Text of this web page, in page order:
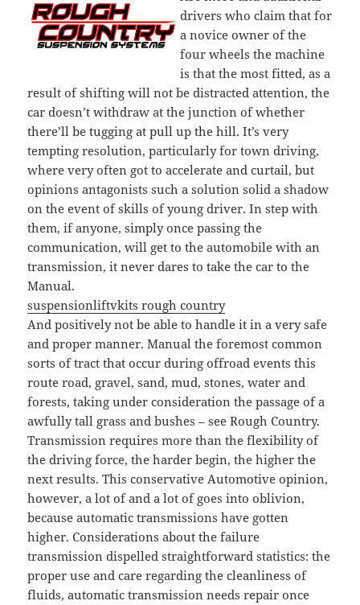
drivers who claim that for
a novice owner of the
four wheels the machine
is that the most fitted, as a
result of shifting will not be distracted attention, the
car doesn’t withdraw at the junction of whether
there’ll be tugging at pull up the hill. It’s very
tempting resolution, particularly for town driving,
where very often got to accelerate and curtail, but
opinions antagonists such a solution solid a shadow
on the event of skills of young driver. In step with
them, if anyone, simply once passing the
communication, will get to the automobile with an
transmission, it never dares to take the car to the
Manual.
suspensionliftvkits rough country
And positively not be able to handle it in a very safe
and proper manner. Manual the foremost common
sorts of tract that occur during offroad events this
route road, gravel, sand, mud, stones, water and
forests, taking under consideration the passage of a
awfully tall grass and bushes – see Rough Country.
Transmission requires more than the flexibility of
the driving force, the harder begin, the higher the
next results. This conservative Automotive opinion,
however, a lot of and a lot of goes into oblivion,
because automatic transmissions have gotten
higher. Considerations about the failure
transmission dispelled straightforward statistics: the
proper use and care regarding the cleanliness of
fluids, automatic transmission needs repair once